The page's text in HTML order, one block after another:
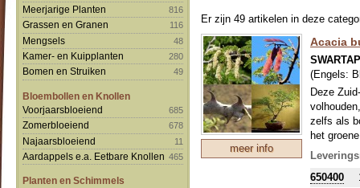
Meerjarige Planten 816
Grassen en Granen 116
Mengsels 48
Kamer- en Kuipplanten 280
Bomen en Struiken 49
Bloembollen en Knollen
Voorjaarsbloeiend
685
Zomerbloeiend 678
Najaarsbloeiend 11
Aardappels e.a. Eetbare Knollen 465
Planten en Schimmels
Er zijn 49 artikelen in deze
meer info
Acacia
(Engels:
Deze
zelfs als
het
crèmewit
peultjes
het hout
650400